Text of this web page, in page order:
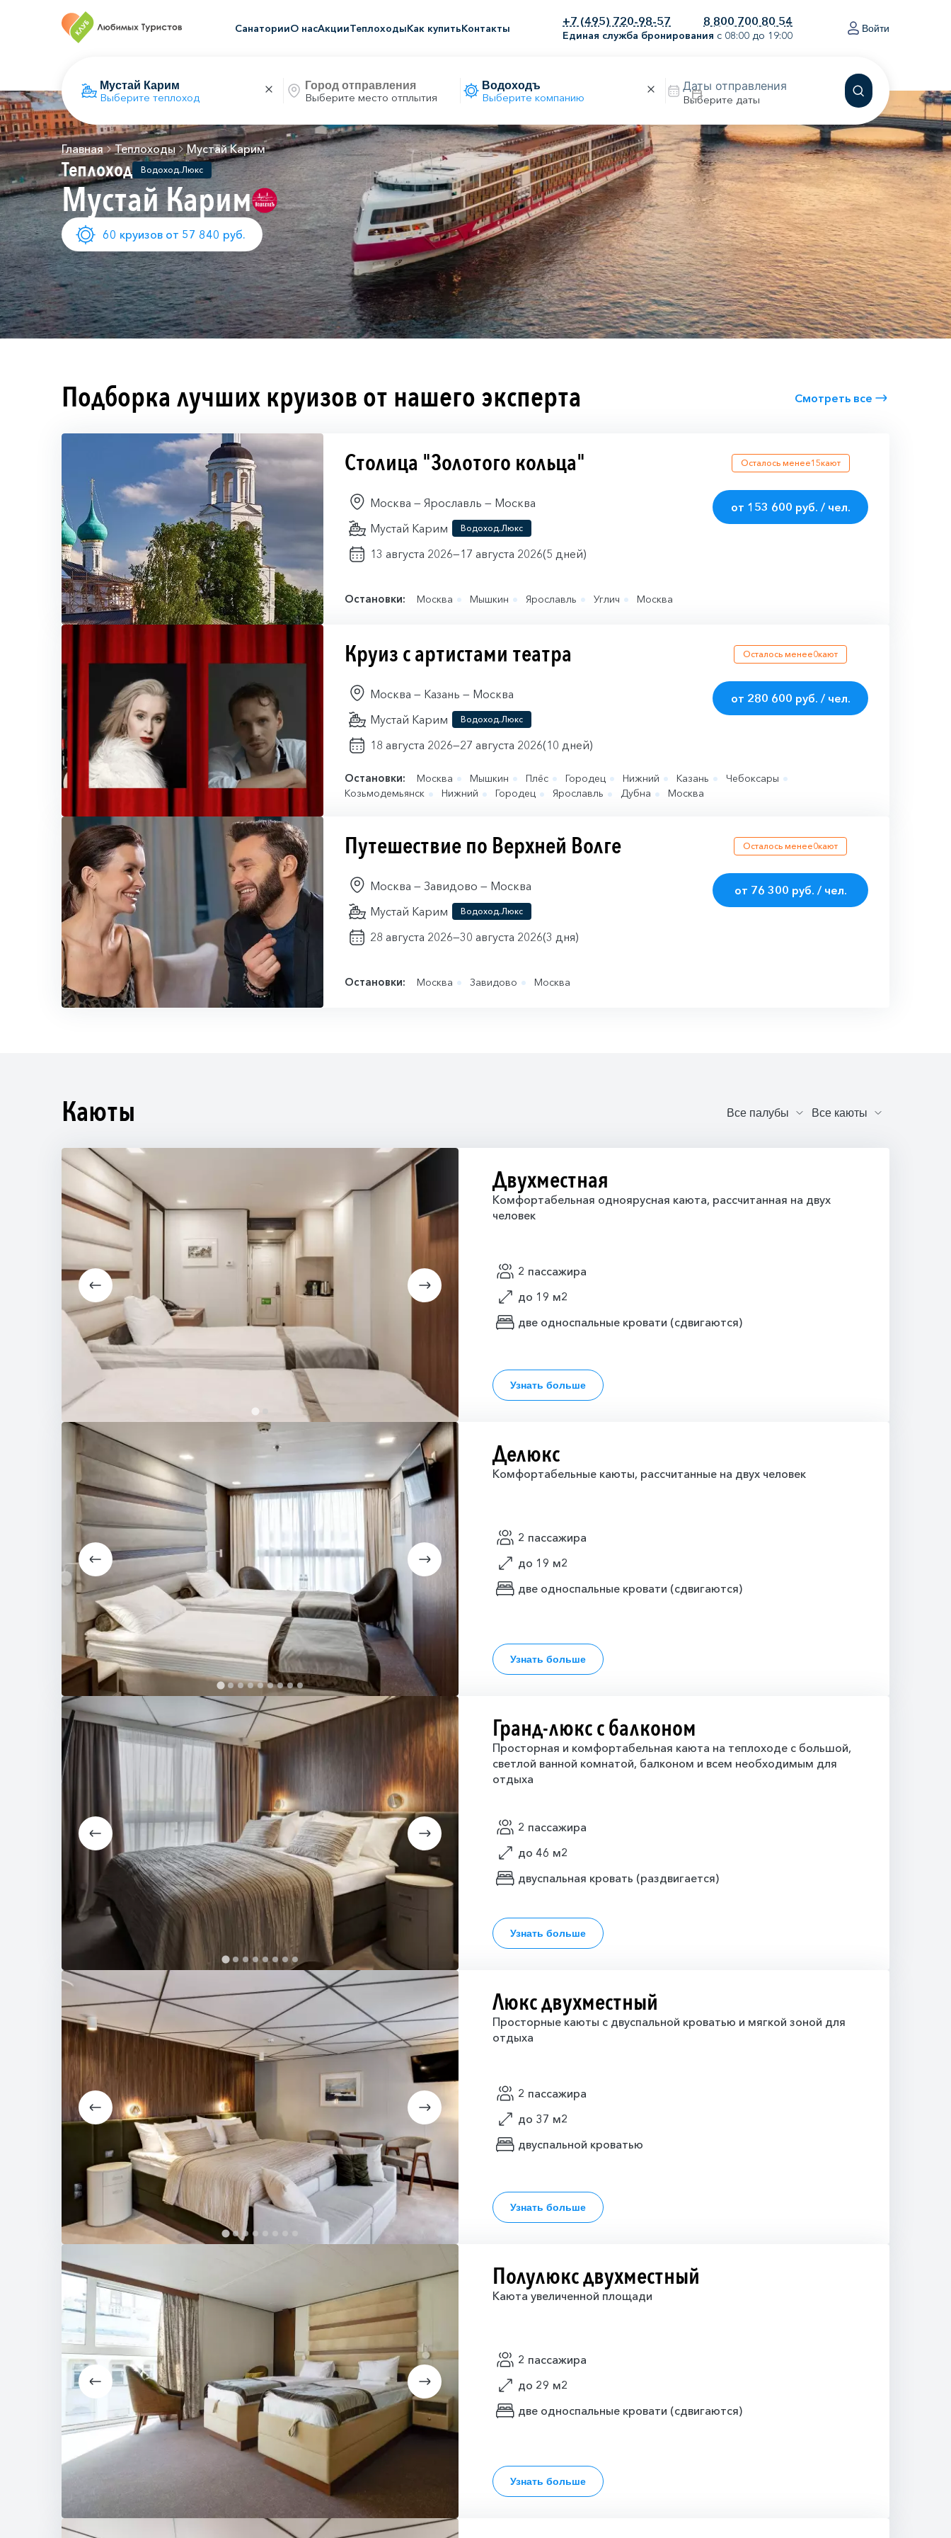
СанаторииО насАкцииТеплоходыКак купитьКонтакты
+7 (495) 720-98-57 8 800 700 80 54
Единая служба бронирования с 08:00 до 19:00
Войти
Выберите теплоход Выберите место отплытия Выберите компанию Выберите даты
Главная Теплоходы Мустай Карим
Теплоход Водоход.Люкс
Мустай Карим
60 круизов от 57 840 руб.
Подборка лучших круизов от нашего эксперта Смотреть все
Столица "Золотого кольца" Осталось менее15кают
Москва — Ярославль — Москва
Мустай Карим
Водоход.Люкс
13 августа 2026—17 августа 2026(5 дней)
от 153 600 руб. / чел.
Остановки: Москва Мышкин Ярославль Углич Москва
Круиз с артистами театра Осталось менее0кают
Москва — Казань — Москва
Мустай Карим
Водоход.Люкс
18 августа 2026—27 августа 2026(10 дней)
от 280 600 руб. / чел.
Остановки: Москва Мышкин Плёс Городец Нижний Казань
Чебоксары
Козьмодемьянск
Нижний Городец Ярославль Дубна Москва
Путешествие по Верхней Волге Осталось менее0кают
Москва — Завидово — Москва
Мустай Карим
Водоход.Люкс
28 августа 2026—30 августа 2026(3 дня)
от 76 300 руб. / чел.
Остановки: Москва Завидово Москва
Каюты
Двухместная
Комфортабельная одноярусная каюта, рассчитанная на двух
человек
2 пассажира
до 19 м2
две односпальные кровати (сдвигаются)
Узнать больше
Делюкс
Комфортабельные каюты, рассчитанные на двух человек
2 пассажира
до 19 м2
две односпальные кровати (сдвигаются)
Узнать больше
Гранд-люкс с балконом
Просторная и комфортабельная каюта на теплоходе с большой,
светлой ванной комнатой, балконом и всем необходимым для
отдыха
2 пассажира
до 46 м2
двуспальная кровать (раздвигается)
Узнать больше
Люкс двухместный
Просторные каюты с двуспальной кроватью и мягкой зоной для
отдыха
2 пассажира
до 37 м2
двуспальной кроватью
Узнать больше
Полулюкс двухместный
Каюта увеличенной площади
2 пассажира
до 29 м2
две односпальные кровати (сдвигаются)
Узнать больше